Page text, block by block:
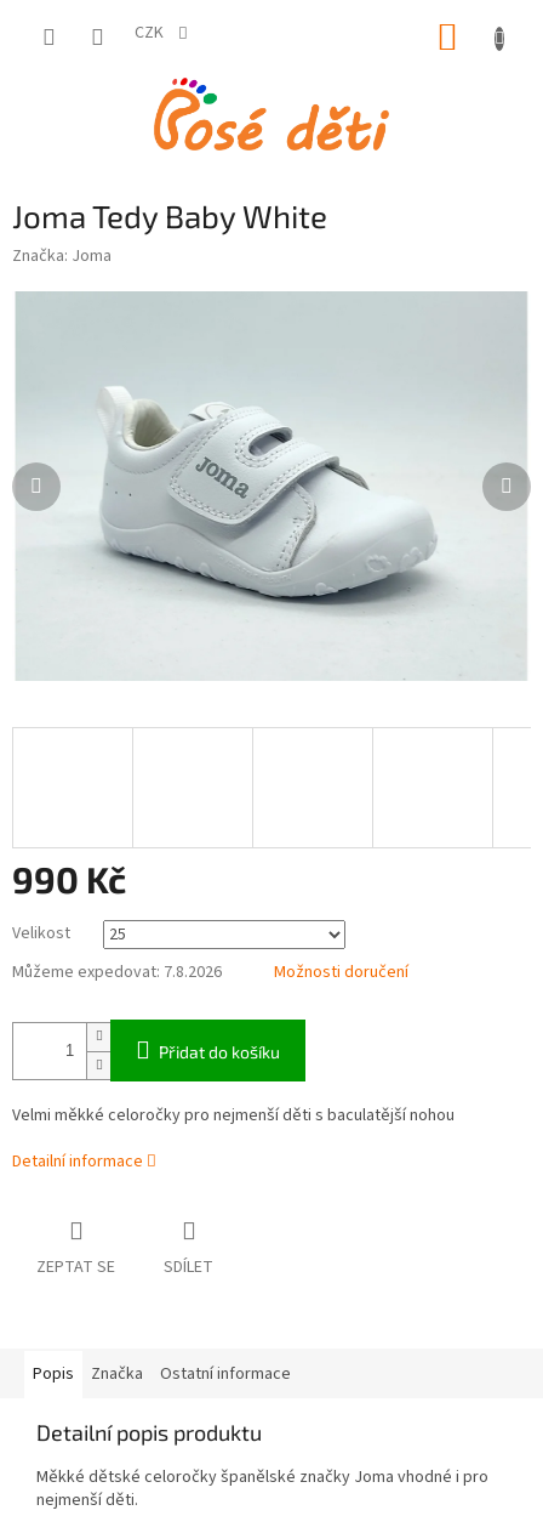
CZK
Joma Tedy Baby White
Značka: Joma
990 Kč
cena:
Velikost
Můžeme expedovat: 7.8.2026 Možnosti doručení
Přidat do košíku
Velmi měkké celoročky pro nejmenší děti s baculatější nohou
Detailní informace
ZEPTAT SE SDÍLET
Popis Značka Ostatní informace
Detailní popis produktu
Měkké dětské celoročky španělské značky Joma vhodné i pro
nejmenší děti.